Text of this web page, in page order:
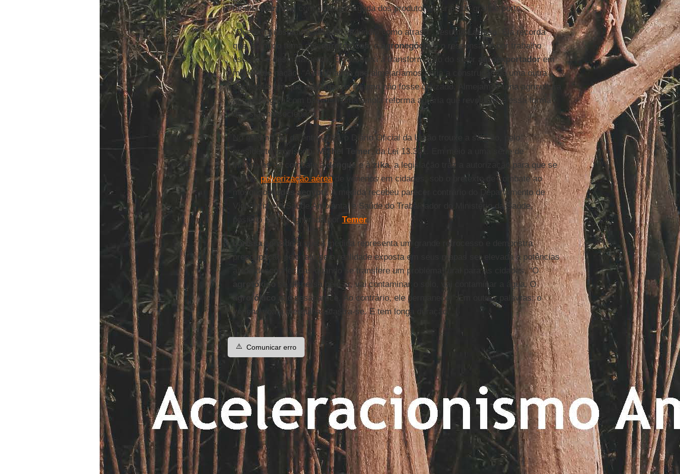
famíliaMarinho, com defesa rasgada dos produtores rurais de grande porte.
“Querem substituir a ideia do latifúndio como atraso”, resumeLarissa
. Ela recorda
que, além do tema dosagrotóxicos , o agronegócioé o responsável por trabalho
escravo e desmatamento. E questiona a transformação do setor
agroexportadorem
modelo de nação. “A alternativa que almejaríamos seria a construção de uma outra
sociedade em que esse tipo de insumo não fosse utilizado. Almejamos uma agricultura
agroecológica com base em uma ampla reforma agrária que revolucione essa forma
de estar na sociedade.”
No mesmo dia da entrevista, o Diário Oficial da União trouxe a sanção, pelo
presidente provisório,
Michel Temer, da Lei 13.301. Em meio a uma série de
iniciativas de combate à dengue e àzika, a legislação traz a autorização para que se
realize pulverização aérea
de venenos em cidades, sob o pretexto de combate ao
mosquitoAedes aegypti. A medida recebeu parecer contrário do Departamento de
Vigilância em Saúde Ambiental e Saúde do Trabalhador do Ministério da Saúde,
posição que foi ignorada por Temer.
Larissaconsidera que a medida representa um grande retrocesso e demonstra
preocupação pelo fato de a realidade exposta em seus mapas ser elevada a potências
ainda desconhecidas quando se transfere um problema rural para as cidades. “O
agrotóxico
se dispersa pelo ar, vai contaminar o solo, vai contaminar a água. O
agrotóxico
não desaparece. Ao contrário, ele permanece.” Em outras palavras: o
veneno voa e mergulha. Alastra-se. E tem longa duração.
⚠️ Comunicar erro